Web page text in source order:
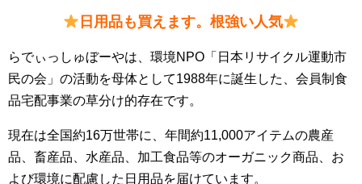
日用品も買えます。根強い人気
らでぃっしゅぼーやは、環境NPO「日本リサイクル運動市
民の会」の活動を母体として1988年に誕生した、会員制食
品宅配事業の草分け的存在です。
現在は全国約16万世帯に、年間約11,000アイテムの農産
品、畜産品、水産品、加工食品等のオーガニック商品、お
よび環境に配慮した日用品を届けています。